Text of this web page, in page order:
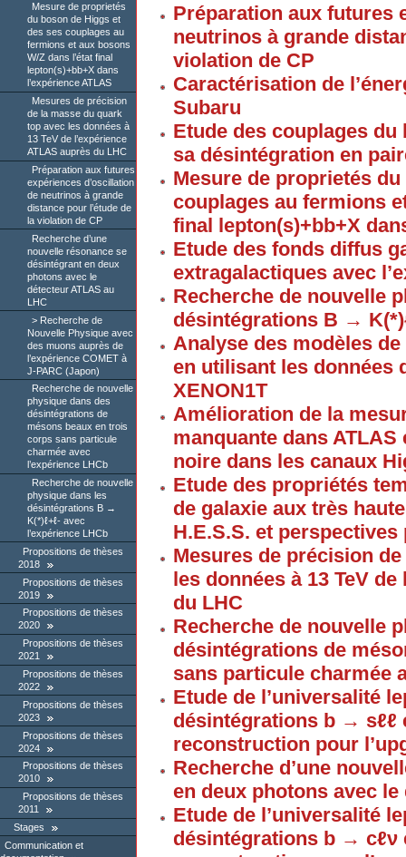
Mesure de proprietés
du boson de Higgs et
des ses couplages au
fermions et aux bosons
W/Z dans l’état final
lepton(s)+bb+X dans
l’expérience ATLAS
Mesures de précision
de la masse du quark
top avec les données à
13 TeV de l’expérience
ATLAS auprès du LHC
Préparation aux futures
expériences d’oscillation
de neutrinos à grande
distance pour l’étude de
la violation de CP
Recherche d’une
nouvelle résonance se
désintégrant en deux
photons avec le
détecteur ATLAS au
LHC
Recherche de
Nouvelle Physique avec
des muons auprès de
l’expérience COMET à
J-PARC (Japon)
Recherche de nouvelle
physique dans des
désintégrations de
mésons beaux en trois
corps sans particule
charmée avec
l’expérience LHCb
Recherche de nouvelle
physique dans les
désintégrations B →
K(*)ℓ+ℓ- avec
l’expérience LHCb
Propositions de thèses
2018
Propositions de thèses
2019
Propositions de thèses
2020
Propositions de thèses
2021
Propositions de thèses
2022
Propositions de thèses
2023
Propositions de thèses
2024
Propositions de thèses
2010
Propositions de thèses
2011
Stages
Communication et
Préparation aux futures
neutrinos à grande
violation de CP
Caractérisation de
Subaru
Etude des couplages du
sa désintégration en
Mesure de proprietés
couplages au fermions
final lepton(s)+bb+X
Etude des fonds diffus
extragalactiques avec
Recherche de nouvelle
désintégrations B →
Analyse des modèles
en utilisant les données
XENON1T
Amélioration de la
manquante dans
noire dans les canaux
Etude des propriétés
de galaxie aux très
H.E.S.S. et perspectives
Mesures de précision
les données à 13 TeV
du LHC
Recherche de nouvelle
désintégrations de
sans particule charmée
Etude de l’universalité
désintégrations b → sℓℓ
reconstruction pour
Recherche d’une
en deux photons avec le
Etude de l’universalité
désintégrations b → cℓν